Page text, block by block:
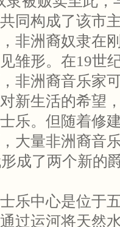
同构成了该市
非洲裔奴隶在
雏形。在19世
非洲裔音乐家
新生活的希望
乐。但随着修
大量非洲裔音
成了两个新的
乐中心是位于
过运河将天然